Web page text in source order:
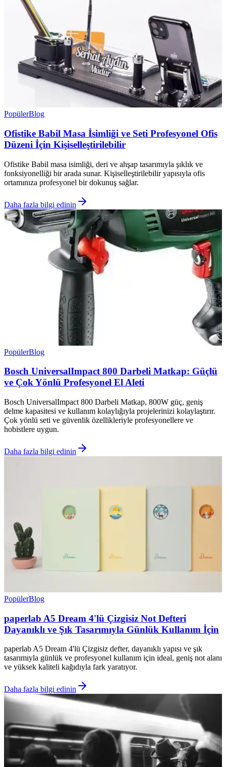
PopülerBlog
Ofistike Babil Masa İsimliği ve Seti Profesyonel Ofis
Düzeni İçin Kişiselleştirilebilir
Ofistike Babil masa isimliği, deri ve ahşap tasarımıyla şıklık ve
fonksiyonelliği bir arada sunar. Kişiselleştirilebilir yapısıyla ofis
ortamınıza profesyonel bir dokunuş sağlar.
Daha fazla bilgi edinin
PopülerBlog
Bosch UniversalImpact 800 Darbeli Matkap: Güçlü
ve Çok Yönlü Profesyonel El Aleti
Bosch UniversalImpact 800 Darbeli Matkap, 800W güç, geniş
delme kapasitesi ve kullanım kolaylığıyla projelerinizi kolaylaştırır.
Çok yönlü seti ve güvenlik özellikleriyle profesyonellere ve
hobistlere uygun.
Daha fazla bilgi edinin
PopülerBlog
paperlab A5 Dream 4'lü Çizgisiz Not Defteri
Dayanıklı ve Şık Tasarımıyla Günlük Kullanım İçin
paperlab A5 Dream 4'lü Çizgisiz defter, dayanıklı yapısı ve şık
tasarımıyla günlük ve profesyonel kullanım için ideal, geniş not alanı
ve yüksek kaliteli kağıdıyla fark yaratıyor.
Daha fazla bilgi edinin